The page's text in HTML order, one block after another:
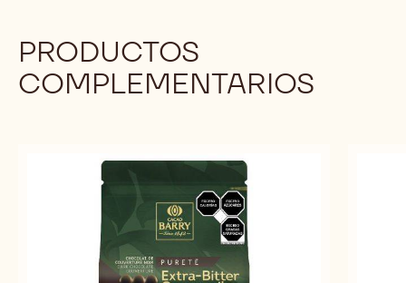
PRODUCTOS
COMPLEMENTARIOS